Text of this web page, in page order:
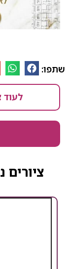
שתפו:
לעוד
ציורים